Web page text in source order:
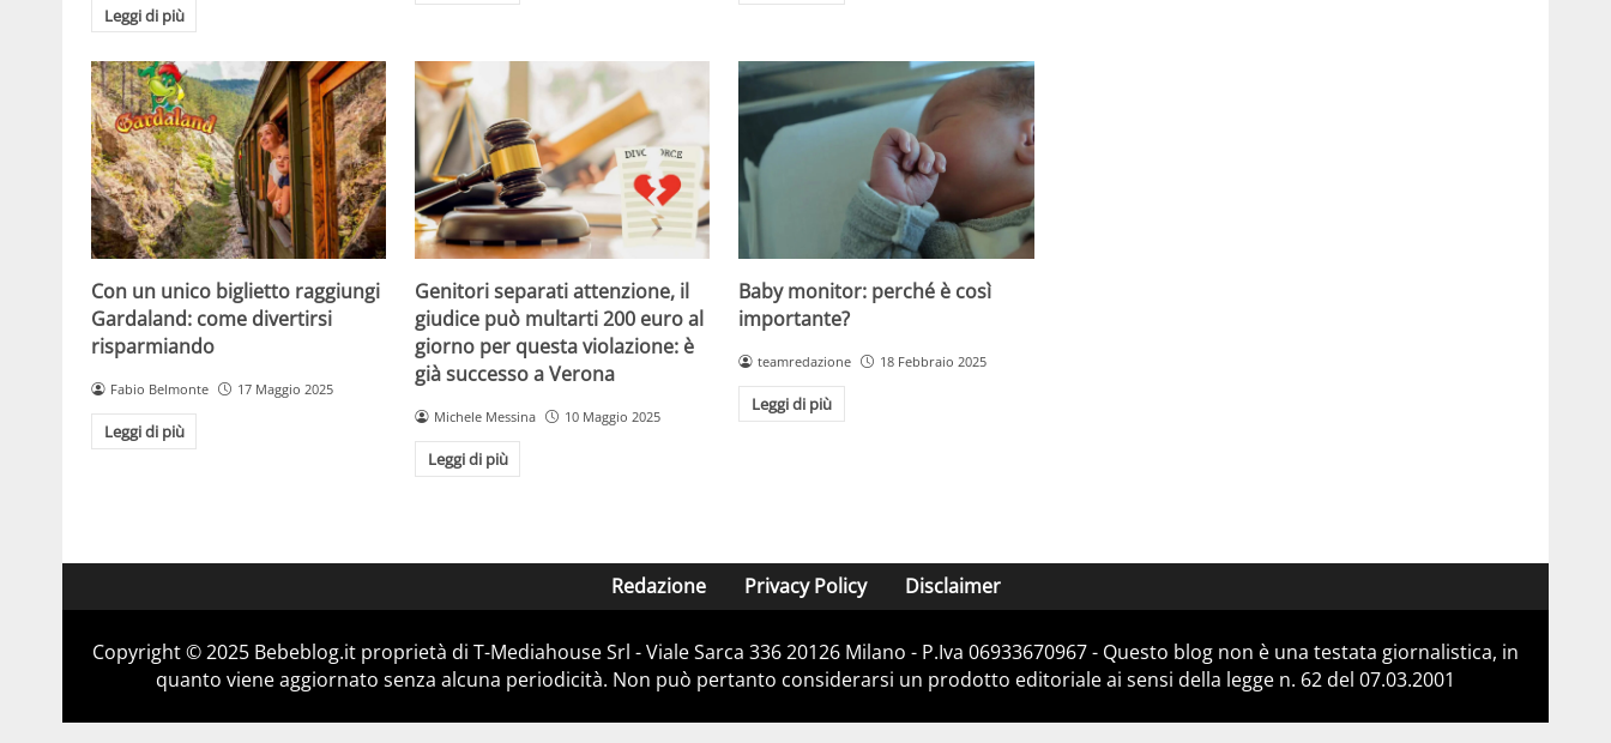
Leggi di più
Con un unico biglietto raggiungi
Gardaland: come divertirsi
risparmiando
Fabio Belmonte 17 Maggio 2025
Leggi di più
Genitori separati attenzione, il
giudice può multarti 200 euro al
giorno per questa violazione: è
già successo a Verona
Michele Messina 10 Maggio 2025
Leggi di più
Baby monitor: perché è così
importante?
teamredazione 18 Febbraio 2025
Leggi di più
Redazione Privacy Policy Disclaimer
Copyright © 2025 Bebeblog.it proprietà di T-Mediahouse Srl - Viale Sarca 336 20126 Milano - P.Iva 06933670967 - Questo blog non è una testata giornalistica, in
quanto viene aggiornato senza alcuna periodicità. Non può pertanto considerarsi un prodotto editoriale ai sensi della legge n. 62 del 07.03.2001